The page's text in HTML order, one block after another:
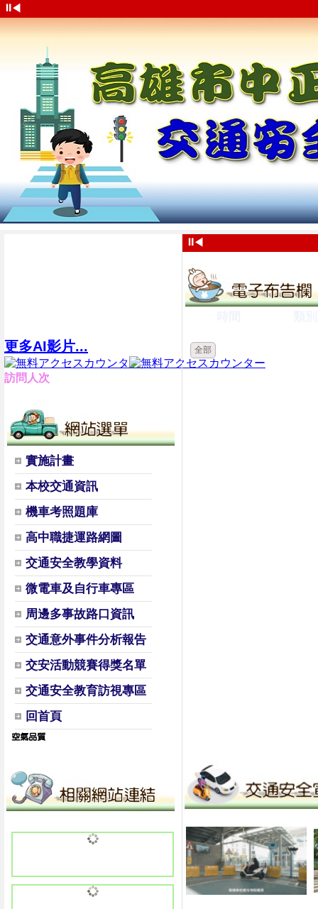
⏸◀
更多AI影片...
訪問人次
實施計畫
本校交通資訊
機車考照題庫
高中職捷運路網圖
交通安全教學資料
微電車及自行車專區
周邊多事故路口資訊
交通意外事件分析報告
交安活動競賽得獎名單
交通安全教育訪視專區
回首頁
⏸◀
全部